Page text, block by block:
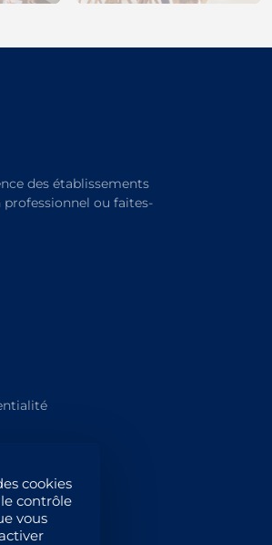
cookies
contrôle
vous
des établissements
professionnel ou faites-